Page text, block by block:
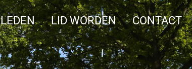
LEDEN LID WORDEN CONTACT